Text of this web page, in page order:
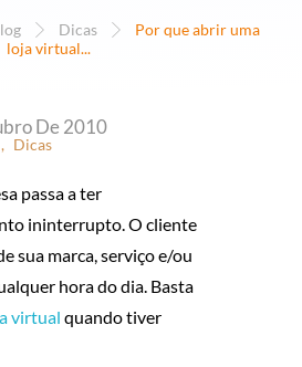
Dicas
Por que abrir uma
loja virtual...
De 2010
Dicas
passa a ter
ininterrupto. O cliente
sua marca, serviço e/ou
hora do dia. Basta
virtual quando tiver